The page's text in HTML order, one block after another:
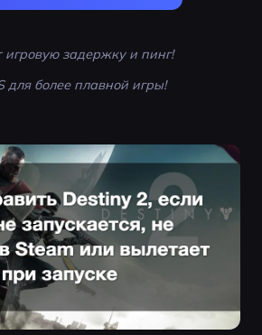
задержку и пинг!
для более плавной игры!